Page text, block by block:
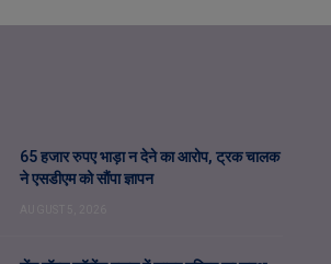
65 हजार रुपए भाड़ा न देने का आरोप, ट्रक चालक
ने एसडीएम को सौंपा ज्ञापन